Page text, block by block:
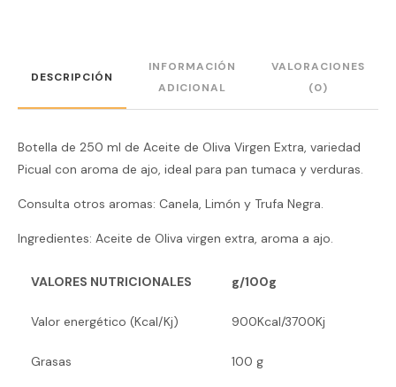
DESCRIPCIÓN
INFORMACIÓN
ADICIONAL
VALORACIONES
(0)
Botella de 250 ml de Aceite de Oliva Virgen Extra, variedad
Picual con aroma de ajo, ideal para pan tumaca y verduras.
Consulta otros aromas: Canela, Limón y Trufa Negra.
Ingredientes: Aceite de Oliva virgen extra, aroma a ajo.
VALORES NUTRICIONALES g/100g
Valor energético (Kcal/Kj) 900Kcal/3700Kj
Grasas 100 g